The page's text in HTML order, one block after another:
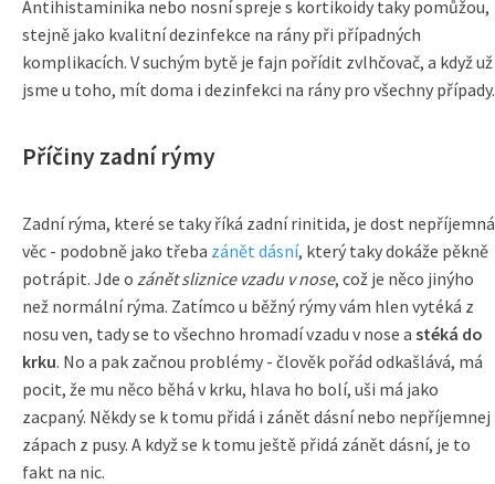
Antihistaminika nebo nosní spreje s kortikoidy taky pomůžou,
stejně jako kvalitní dezinfekce na rány při případných
komplikacích. V suchým bytě je fajn pořídit zvlhčovač, a když už
jsme u toho, mít doma i dezinfekci na rány pro všechny případy.
Příčiny zadní rýmy
Zadní rýma, které se taky říká zadní rinitida, je dost nepříjemná
věc - podobně jako třeba zánět dásní, který taky dokáže pěkně
potrápit. Jde o zánět sliznice vzadu v nose, což je něco jinýho
než normální rýma. Zatímco u běžný rýmy vám hlen vytéká z
nosu ven, tady se to všechno hromadí vzadu v nose a stéká do
krku. No a pak začnou problémy - člověk pořád odkašlává, má
pocit, že mu něco běhá v krku, hlava ho bolí, uši má jako
zacpaný. Někdy se k tomu přidá i zánět dásní nebo nepříjemnej
zápach z pusy. A když se k tomu ještě přidá zánět dásní, je to
fakt na nic.